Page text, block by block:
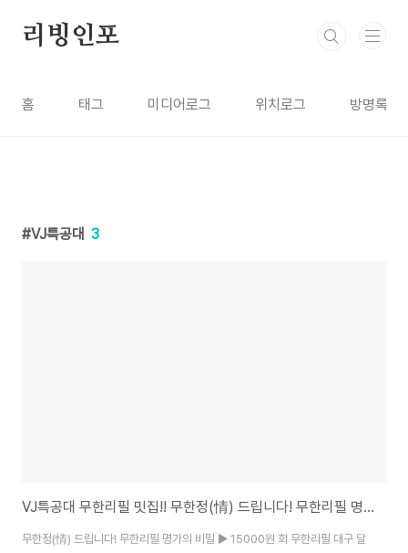
리빙인포
홈 태그 미디어로그 위치로그 방명록
VJ특공대 3
VJ특공대 무한리필 밋집!! 무한정(情) 드립니다! 무한리필 명가의 비밀
무한정(情) 드립니다! 무한리필 명가의 비밀 ▶ 15000원 회 무한리필 대구 달